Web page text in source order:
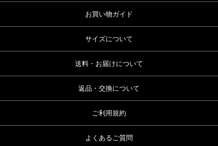
お買い物ガイド
サイズについて
送料・お届けについて
返品・交換について
ご利用規約
よくあるご質問